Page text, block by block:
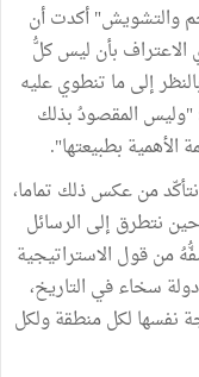
والتشويش" أكدت أن
الاعتراف بأن ليس كلُّ
إلى ما تنطوي عليه
"وليس المقصودُ بذلك
الأهمية بطبيعتها".
نتأكّد من عكس ذلك تماما،
نتطرق إلى الرسائل
من قول الاستراتيجية
سخاء في التاريخ،
نفسها لكل منطقة ولكل